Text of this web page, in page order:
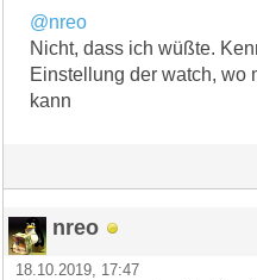
@nreo
Nicht, dass ich wüßte.
Einstellung der watch, wo
kann
nreo
18.10.2019, 17:47